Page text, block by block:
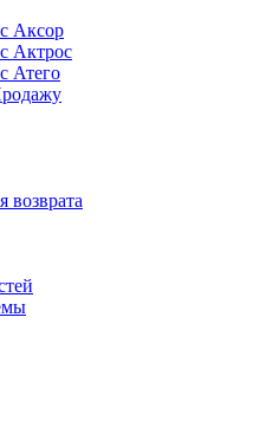
Аксор
Актрос
Атего
возврата